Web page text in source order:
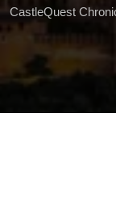
CastleQuest